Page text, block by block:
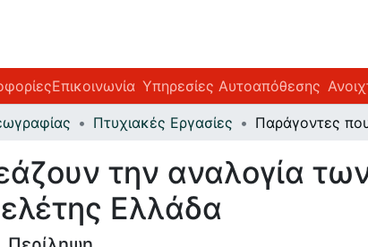
Επικοινωνία Υπηρεσίες Αυτοαπόθεσης
Πτυχιακές Εργασίες
την αναλογία
Ελλάδα